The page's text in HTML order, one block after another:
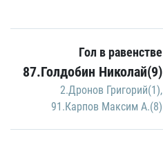
Гол в равенстве
87.Голдобин Николай(9)
2.Дронов Григорий(1),
91.Карпов Максим А.(8)